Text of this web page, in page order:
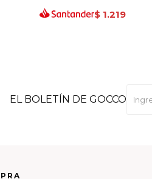
$ 1.219
EL BOLETÍN DE GOCCO